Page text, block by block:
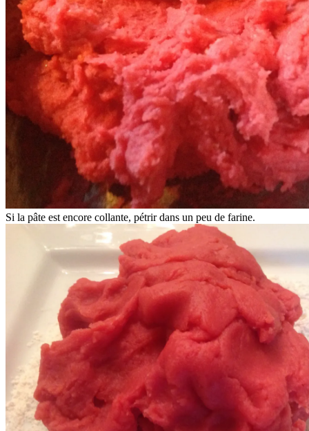
Si la pâte est encore collante, pétrir dans un peu de farine.